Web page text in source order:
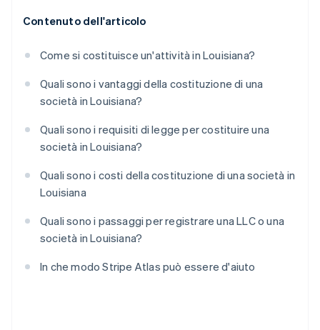
Contenuto dell'articolo
Come si costituisce un'attività in Louisiana?
Quali sono i vantaggi della costituzione di una
società in Louisiana?
Quali sono i requisiti di legge per costituire una
società in Louisiana?
Quali sono i costi della costituzione di una società in
Louisiana
Quali sono i passaggi per registrare una LLC o una
società in Louisiana?
In che modo Stripe Atlas può essere d'aiuto